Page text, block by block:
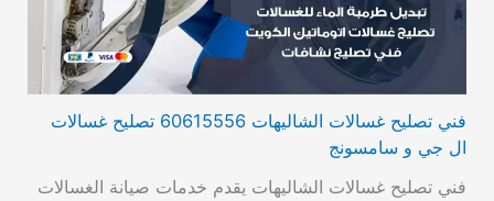
فني تصليح غسالات الشاليهات 60615556 تصليح غسالات
ال جي و سامسونج
فني تصليح غسالات الشاليهات يقدم خدمات صيانة الغسالات